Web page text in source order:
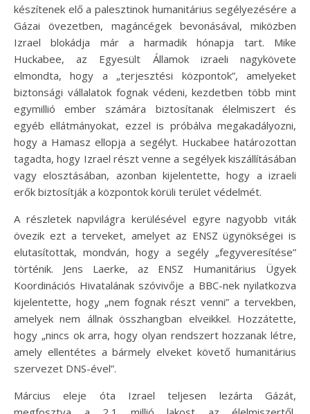
készítenek elő a palesztinok humanitárius segélyezésére a
Gázai övezetben, magáncégek bevonásával, miközben
Izrael blokádja már a harmadik hónapja tart. Mike
Huckabee, az Egyesült Államok izraeli nagykövete
elmondta, hogy a „terjesztési központok”, amelyeket
biztonsági vállalatok fognak védeni, kezdetben több mint
egymillió ember számára biztosítanak élelmiszert és
egyéb ellátmányokat, ezzel is próbálva megakadályozni,
hogy a Hamasz ellopja a segélyt. Huckabee határozottan
tagadta, hogy Izrael részt venne a segélyek kiszállításában
vagy elosztásában, azonban kijelentette, hogy a izraeli
erők biztosítják a központok körüli terület védelmét.
A részletek napvilágra kerülésével egyre nagyobb viták
övezik ezt a terveket, amelyet az ENSZ ügynökségei is
elutasítottak, mondván, hogy a segély „fegyveresítése”
történik. Jens Laerke, az ENSZ Humanitárius Ügyek
Koordinációs Hivatalának szóvivője a BBC-nek nyilatkozva
kijelentette, hogy „nem fognak részt venni” a tervekben,
amelyek nem állnak összhangban elveikkel. Hozzátette,
hogy „nincs ok arra, hogy olyan rendszert hozzanak létre,
amely ellentétes a bármely elveket követő humanitárius
szervezet DNS-ével”.
Március eleje óta Izrael teljesen lezárta Gázát,